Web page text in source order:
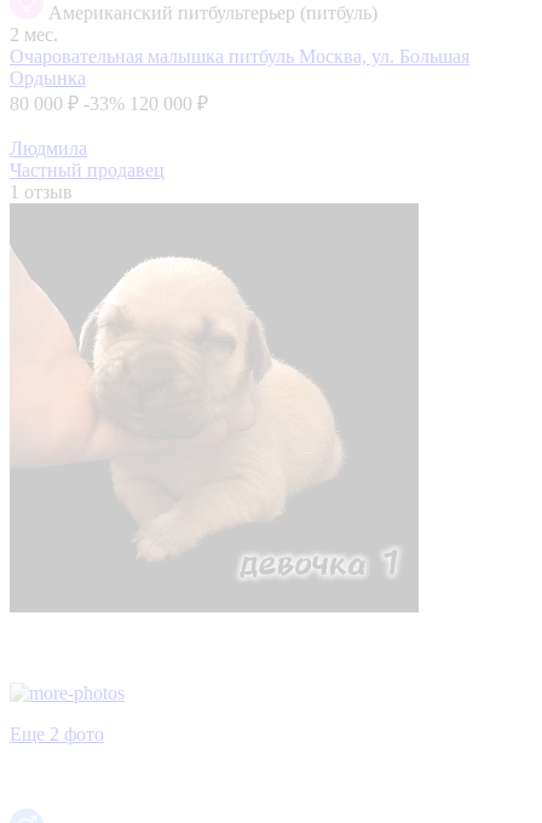
Американский питбультерьер (питбуль)
2 мес.
Очаровательная малышка питбуль Москва, ул. Большая
Ордынка
80 000 ₽ -33% 120 000 ₽
Людмила
Частный продавец
1 отзыв
Еще 2 фото